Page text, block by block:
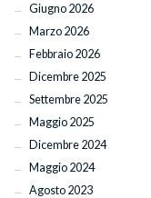
Giugno 2026
Marzo 2026
Febbraio 2026
Dicembre 2025
Settembre 2025
Maggio 2025
Dicembre 2024
Maggio 2024
Agosto 2023